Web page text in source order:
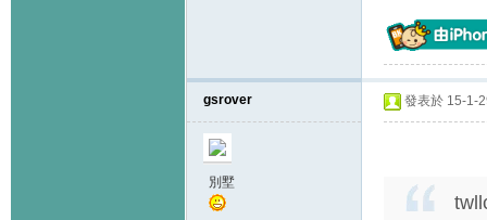
gsrover
別墅
發表於 15-1-